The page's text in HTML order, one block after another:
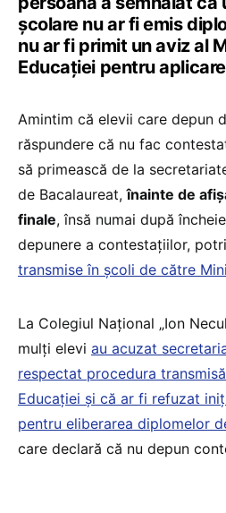
școlare nu ar fi emis
nu ar fi primit un aviz al
Educației pentru
Amintim că elevii care depun
răspundere că nu fac
să primească de la
de Bacalaureat,înainte de
finale, însă numai după
depunere a contestațiilor,
transmise în școli de către
La Colegiul Național „Ion
mulți elevi au acuzat
respectat procedura
Educației și că ar fi refuzat
pentru eliberarea diplomelor
care declară că nu depun